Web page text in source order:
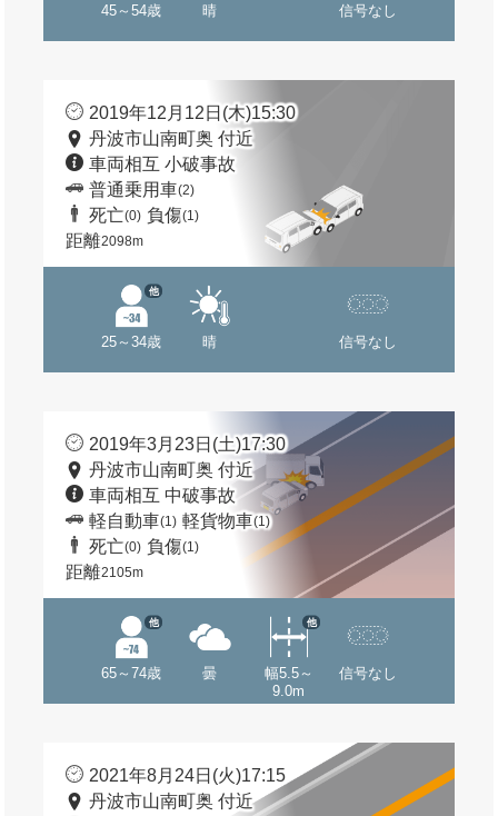
45～54歳 晴 信号なし
2019年12月12日(木)15:30
丹波市山南町奥 付近
車両相互 小破事故
普通乗用車(2)
死亡(0) 負傷(1)
距離2098m
25～34歳
他
晴 信号なし
2019年3月23日(土)17:30
丹波市山南町奥 付近
車両相互 中破事故
軽自動車(1) 軽貨物車(1)
死亡(0) 負傷(1)
距離2105m
65～74歳
他
曇
幅5.5～
9.0m
他
信号なし
2021年8月24日(火)17:15
丹波市山南町奥 付近